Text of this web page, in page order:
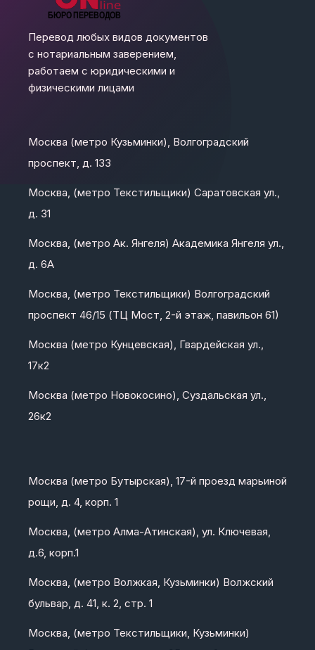
Перевод любых видов документов
с нотариальным заверением,
работаем с юридическими и
физическими лицами
Москва (метро Кузьминки), Волгоградский
проспект, д. 133
Москва, (метро Текстильщики) Саратовская ул.,
д. 31
Москва, (метро Ак. Янгеля) Академика Янгеля ул.,
д. 6А
Москва, (метро Текстильщики) Волгоградский
проспект 46/15 (ТЦ Мост, 2-й этаж, павильон 61)
Москва (метро Кунцевская), Гвардейская ул.,
17к2
Москва (метро Новокосино), Суздальская ул.,
26к2
Москва (метро Бутырская), 17-й проезд марьиной
рощи, д. 4, корп. 1
Москва, (метро Алма-Атинская), ул. Ключевая,
д.6, корп.1
Москва, (метро Волжкая, Кузьминки) Волжский
бульвар, д. 41, к. 2, стр. 1
Москва, (метро Текстильщики, Кузьминки)